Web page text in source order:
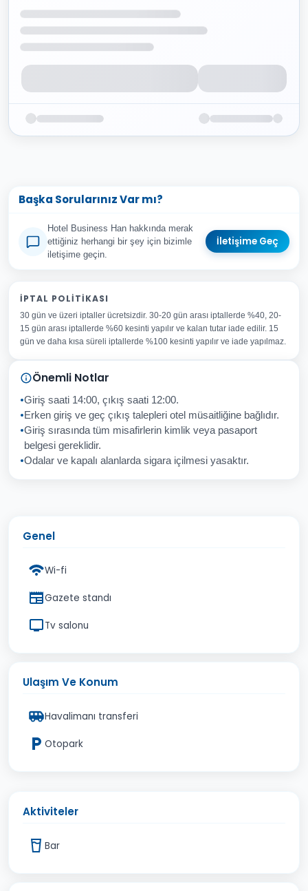
Başka Sorularınız Var mı?
Hotel Business Han hakkında merak
ettiğiniz herhangi bir şey için bizimle
iletişime geçin.
İletişime Geç
Adınız Soyadınız
E-posta Adresiniz
Konu
Sorunuz
İptal Gönder
İPTAL POLITIKASI
30 gün ve üzeri iptaller ücretsizdir. 30-20 gün arası iptallerde %40, 20-
15 gün arası iptallerde %60 kesinti yapılır ve kalan tutar iade edilir. 15
gün ve daha kısa süreli iptallerde %100 kesinti yapılır ve iade yapılmaz.
Önemli Notlar
Giriş saati 14:00, çıkış saati 12:00.
Erken giriş ve geç çıkış talepleri otel müsaitliğine bağlıdır.
Giriş sırasında tüm misafirlerin kimlik veya pasaport
belgesi gereklidir.
Odalar ve kapalı alanlarda sigara içilmesi yasaktır.
Genel
Wi-fi
Gazete standı
Tv salonu
Ulaşım Ve Konum
Havalimanı transferi
Otopark
Aktiviteler
Bar